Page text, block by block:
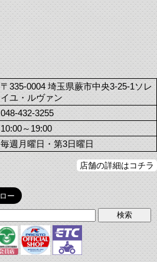
〒335-0004 埼玉県蕨市中央3-25-1ソレ
イユ・ルヴァン
048-432-3255
10:00～19:00
毎週月曜日・第3日曜日
店舗の詳細はコチラ